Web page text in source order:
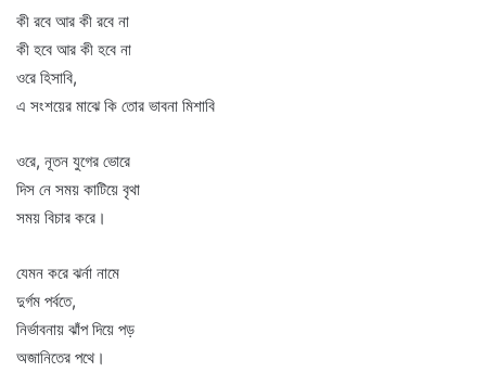
কী রবে আর কী রবে না
কী হবে আর কী হবে না
ওরে হিসাবি,
এ সংশয়ের মাঝে কি তোর ভাবনা মিশাবি
ওরে, নূতন যুগের ভোরে
দিস নে সময় কাটিয়ে বৃথা
সময় বিচার করে।
যেমন করে ঝর্না নামে
দুর্গম পর্বতে,
নির্ভাবনায় ঝাঁপ দিয়ে পড়
অজানিতের পথে।